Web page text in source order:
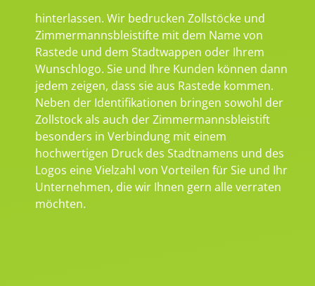
hinterlassen. Wir bedrucken Zollstöcke und
Zimmermannsbleistifte mit dem Name von
Rastede und dem Stadtwappen oder Ihrem
Wunschlogo. Sie und Ihre Kunden können dann
jedem zeigen, dass sie aus Rastede kommen.
Neben der Identifikationen bringen sowohl der
Zollstock als auch der Zimmermannsbleistift
besonders in Verbindung mit einem
hochwertigen Druck des Stadtnamens und des
Logos eine Vielzahl von Vorteilen für Sie und Ihr
Unternehmen, die wir Ihnen gern alle verraten
möchten.